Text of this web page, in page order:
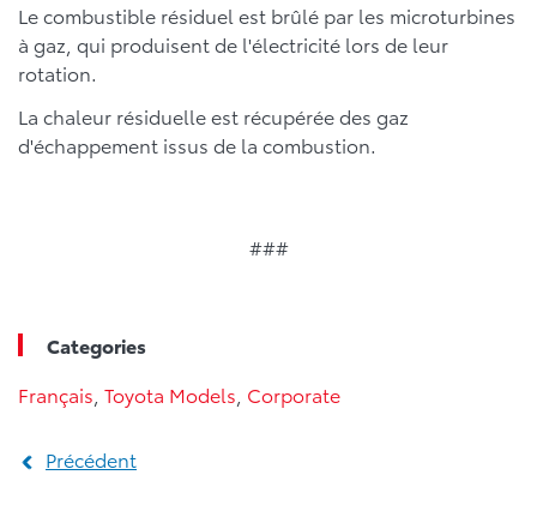
Le combustible résiduel est brûlé par les microturbines
à gaz, qui produisent de l'électricité lors de leur
rotation.
La chaleur résiduelle est récupérée des gaz
d'échappement issus de la combustion.
###
Categories
Français Toyota Models Corporate
Précédent